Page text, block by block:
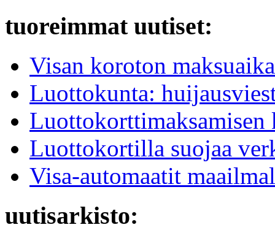
tuoreimmat uutiset:
Visan koroton
Luottokunta:
Luottokorttimaksamisen
Luottokortilla suojaa
Visa-automaatit
uutisarkisto: